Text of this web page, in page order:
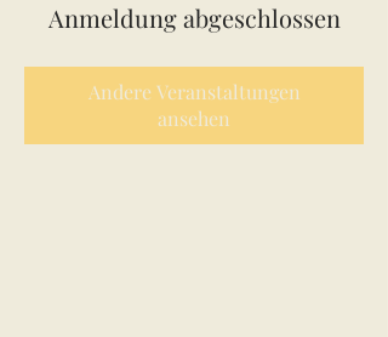
Anmeldung abgeschlossen
Andere Veranstaltungen
ansehen